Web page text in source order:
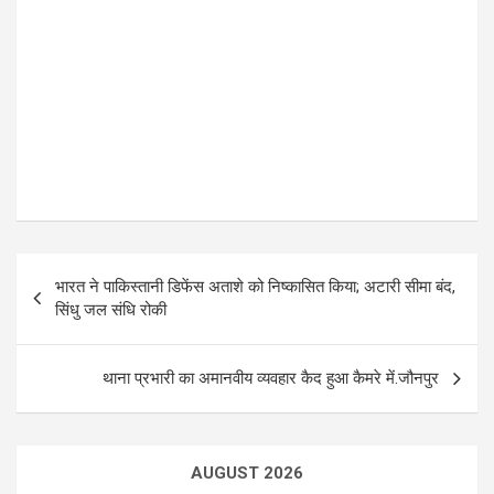
s
n
भारत ने पाकिस्तानी डिफेंस अताशे को निष्कासित किया; अटारी सीमा बंद,
सिंधु जल संधि रोकी
थाना प्रभारी का अमानवीय व्यवहार कैद हुआ कैमरे में.जौनपुर
AUGUST 2026